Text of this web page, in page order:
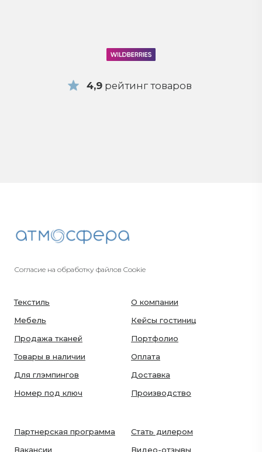
Согласие на обработку файлов Cookie
Текстиль
Мебель
Продажа тканей
Товары в наличии
Для глэмпингов
Номер под ключ
О компании
Кейсы гостиниц
Портфолио
Оплата
Доставка
Производство
Партнерская программа
Вакансии
Стать дилером
Видео-отзывы